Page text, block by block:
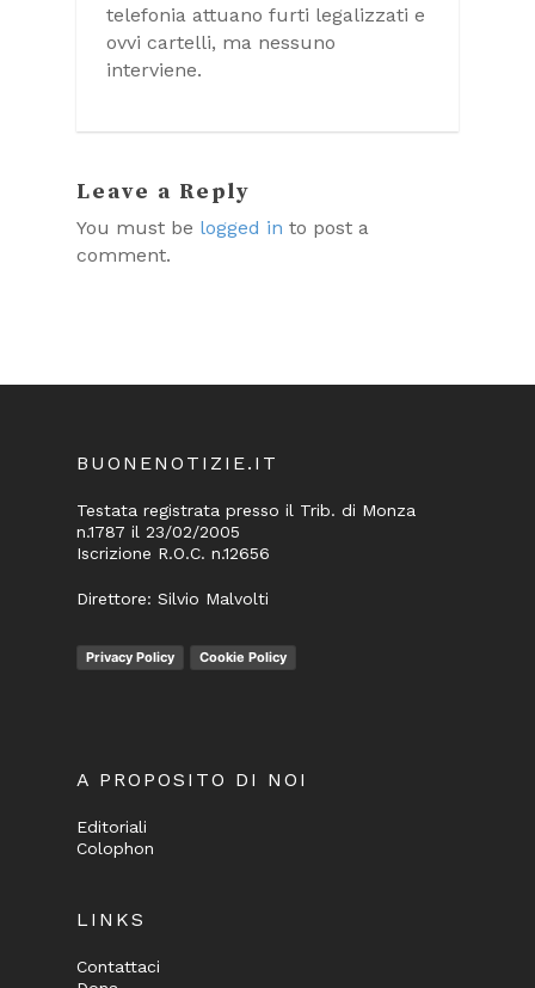
telefonia attuano furti legalizzati e
ovvi cartelli, ma nessuno
interviene.
Leave a Reply
You must be logged in to post a
comment.
BUONENOTIZIE.IT
Testata registrata presso il Trib. di Monza
n.1787 il 23/02/2005
Iscrizione R.O.C. n.12656
Direttore: Silvio Malvolti
Privacy Policy Cookie Policy
A PROPOSITO DI NOI
Editoriali
Colophon
LINKS
Contattaci